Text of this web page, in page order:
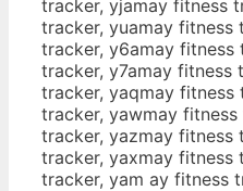
tracker, yjamay fitness
tracker, yuamay fitness
tracker, y6amay fitness
tracker, y7amay fitness
tracker, yaqmay fitness
tracker, yawmay
tracker, yazmay fitness
tracker, yaxmay fitness
tracker, yam ay fitness